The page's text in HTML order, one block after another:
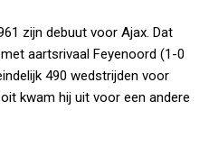
zijn debuut voor Ajax. Dat
aartsrivaal Feyenoord (1-0
490 wedstrijden voor
kwam hij uit voor een andere